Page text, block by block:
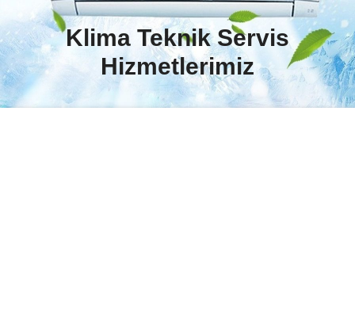
Klima Teknik Servis
Hizmetlerimiz